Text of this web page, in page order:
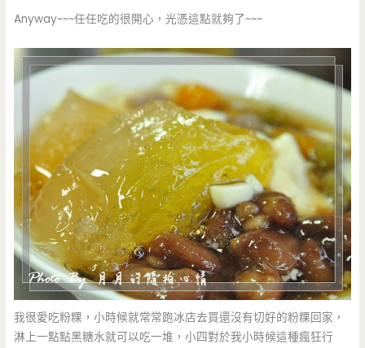
Anyway~~~任任吃的很開心，光憑這點就夠了~~~
我很愛吃粉粿，小時候就常常跑冰店去買還沒有切好的粉粿回家，
淋上一點點黑糖水就可以吃一堆，小四對於我小時候這種瘋狂行